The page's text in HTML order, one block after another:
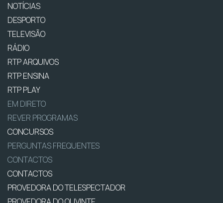
NOTÍCIAS
DESPORTO
TELEVISÃO
RÁDIO
RTP ARQUIVOS
RTP ENSINA
RTP PLAY
EM DIRETO
REVER PROGRAMAS
CONCURSOS
PERGUNTAS FREQUENTES
CONTACTOS
CONTACTOS
PROVEDORA DO TELESPECTADOR